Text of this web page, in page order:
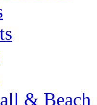
& Beach